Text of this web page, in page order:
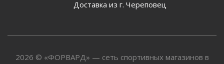
Доставка из г. Череповец
2026 © «ФОРВАРД» — сеть спортивных магазинов в